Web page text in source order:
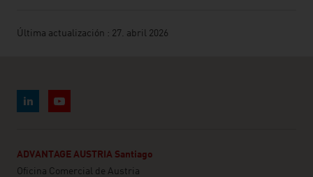
Última actualización : 27. abril 2026
ADVANTAGE AUSTRIA Santiago
Oficina Comercial de Austria